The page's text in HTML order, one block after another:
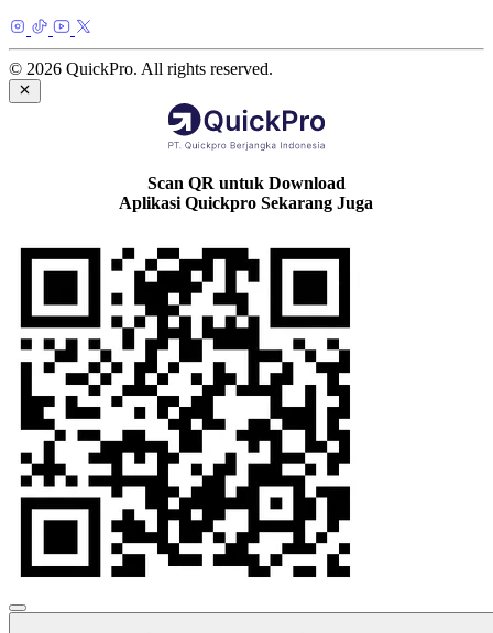
© 2026 QuickPro. All rights reserved.
Scan QR untuk Download
Aplikasi Quickpro Sekarang Juga